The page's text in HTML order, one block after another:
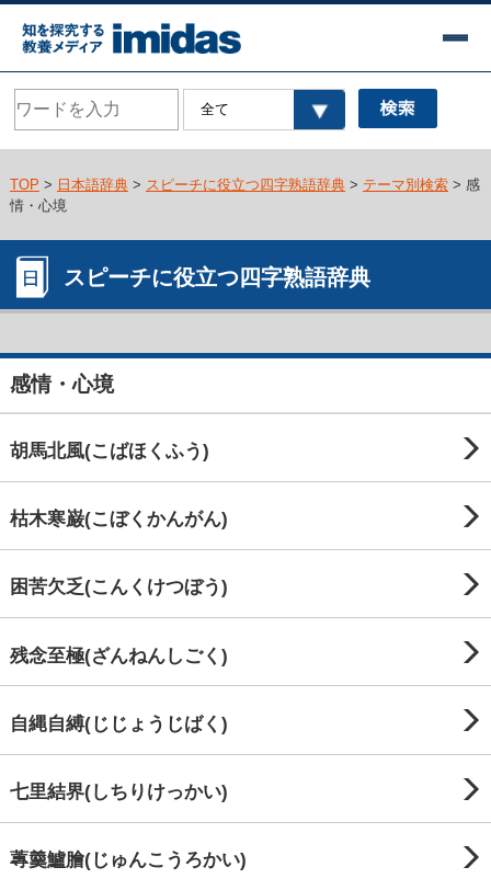
TOP > 日本語辞典> スピーチに役立つ四字熟語辞典> テーマ別検索> 感
情・心境
スピーチに役立つ四字熟語辞典
感情・心境
胡馬北風(こばほくふう)
枯木寒巌(こぼくかんがん)
困苦欠乏(こんくけつぼう)
残念至極(ざんねんしごく)
自縄自縛(じじょうじばく)
七里結界(しちりけっかい)
蓴羹鱸膾(じゅんこうろかい)